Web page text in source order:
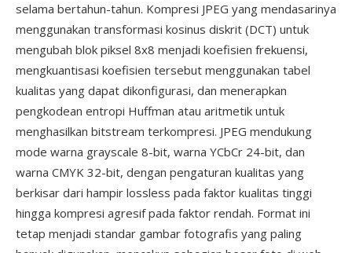
selama bertahun-tahun. Kompresi JPEG yang mendasarinya
menggunakan transformasi kosinus diskrit (DCT) untuk
mengubah blok piksel 8x8 menjadi koefisien frekuensi,
mengkuantisasi koefisien tersebut menggunakan tabel
kualitas yang dapat dikonfigurasi, dan menerapkan
pengkodean entropi Huffman atau aritmetik untuk
menghasilkan bitstream terkompresi. JPEG mendukung
mode warna grayscale 8-bit, warna YCbCr 24-bit, dan
warna CMYK 32-bit, dengan pengaturan kualitas yang
berkisar dari hampir lossless pada faktor kualitas tinggi
hingga kompresi agresif pada faktor rendah. Format ini
tetap menjadi standar gambar fotografis yang paling